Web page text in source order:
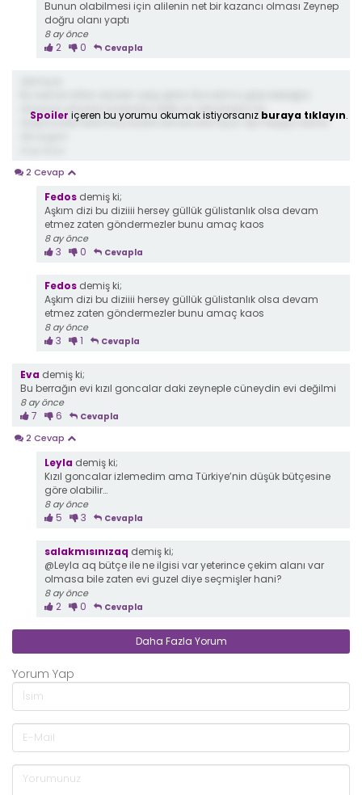
Bunun olabilmesi için alilenin net bir kazancı olması Zeynep
doğru olanı yaptı
8 ay önce
2 0 Cevapla
düşürüp ortadan kaybolan.Belki on arkadaşım bu
düşüncede.Sevimsuz kadını kimse sevmiyor.Tipi herşeyi rolüne
Spoiler içeren bu yorumu okumak istiyorsanız buraya tıklayın.
2 Cevap
Fedos demiş ki;
Aşkım dizi bu diziiii hersey güllük gülistanlık olsa devam
etmez zaten göndermezler bunu amaç kaos
8 ay önce
3 0 Cevapla
Fedos demiş ki;
Aşkım dizi bu diziiii hersey güllük gülistanlık olsa devam
etmez zaten göndermezler bunu amaç kaos
8 ay önce
3 1 Cevapla
Eva demiş ki;
Bu berrağın evi kızıl goncalar daki zeyneple cüneydin evi değilmi
8 ay önce
7 6 Cevapla
2 Cevap
Leyla demiş ki;
Kızıl goncalar izlemedim ama Türkiye’nin düşük bütçesine
göre olabilir…
8 ay önce
5 3 Cevapla
salakmısınızaq demiş ki;
@Leyla aq bütçe ile ne ilgisi var yeterince çekim alanı var
olmasa bile zaten evi guzel diye seçmişler hani?
8 ay önce
2 0 Cevapla
Daha Fazla Yorum
Yorum Yap